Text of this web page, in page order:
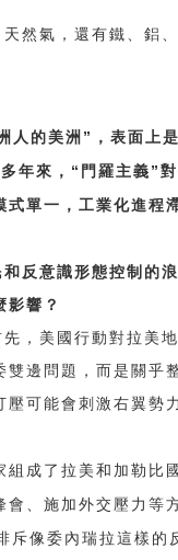
然氣，還有鐵、鋁
人的美洲 ” ，表面上
年來， “ 門羅主義 ”
單一，工業化進程
反意識形態控制的
影響？
，美國行動對拉美
邊問題，而是關乎
可能會刺激右翼勢
組成了拉美和加勒比
、施加外交壓力等
斥像委內瑞拉這樣的